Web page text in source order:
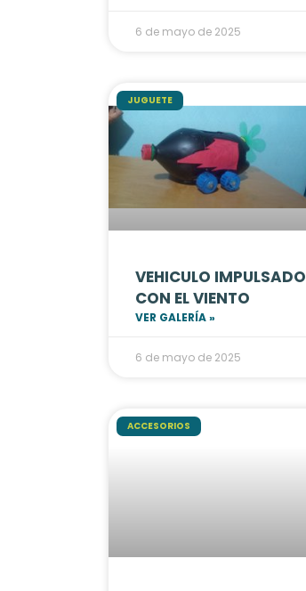
6 de mayo de 2025
JUGUETE
VEHICULO IMPULSADO
CON EL VIENTO
VER GALERÍA »
6 de mayo de 2025
ACCESORIOS